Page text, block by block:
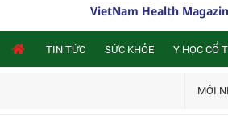
VietNam Health
TIN TỨC SỨC KHỎE Y HỌC CỔ
MỚI